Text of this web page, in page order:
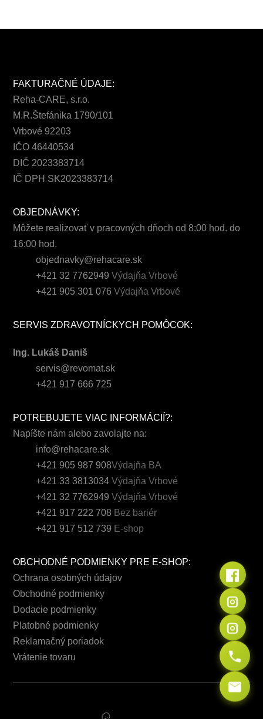
FAKTURAČNÉ ÚDAJE:
Reha-CARE, s.r.o.
M.R.Štefánika 1790/101
Vrbové 92203
IČO 46440534
DIČ 2023383714
IČ DPH SK2023383714
OBJEDNÁVKY:
Môžete realizovať v pracovných dňoch od 8:00 hod. do
16:00 hod.
objednavky@rehacare.sk
+421 32 7762949 Výdajňa Vrbové
+421 905 301 076 Výdajňa Vrbové
SERVIS ZDRAVOTNÍCKYCH POMÔCOK:
Ing. Lukáš Daniš
servis@revomat.sk
+421 917 666 725
POTREBUJETE VIAC INFORMÁCIÍ?:
Napíšte nám alebo zavolajte na:
info@rehacare.sk
+421 905 987 908Výdajňa BA
+421 33 3813034Výdajňa Vrbové
+421 32 7762949 Výdajňa Vrbové
+421 917 222 708 Bez bariér
+421 917 512 739 E-shop
OBCHODNÉ PODMIENKY PRE E-SHOP:
Ochrana osobných údajov
Obchodné podmienky
Dodacie podmienky
Platobné podmienky
Reklamačný poriadok
Vrátenie tovaru